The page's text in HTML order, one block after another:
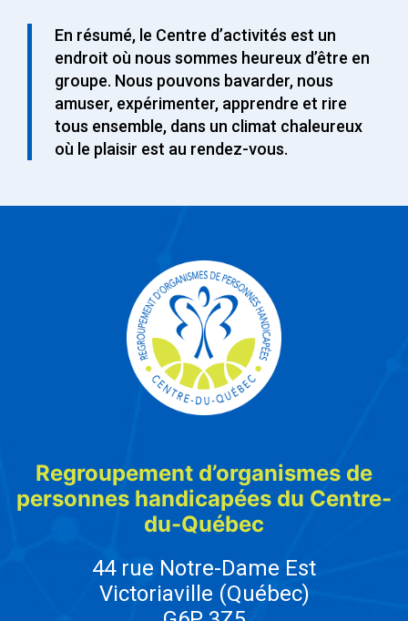
En résumé, le Centre d’activités est un
endroit où nous sommes heureux d’être en
groupe. Nous pouvons bavarder, nous
amuser, expérimenter, apprendre et rire
tous ensemble, dans un climat chaleureux
où le plaisir est au rendez-vous.
Regroupement d’organismes de
personnes handicapées du Centre-
du-Québec
44 rue Notre-Dame Est
Victoriaville (Québec)